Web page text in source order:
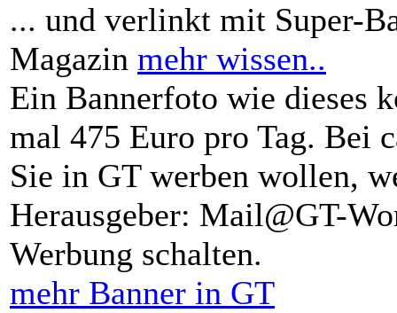
... und verlinkt mit Super-
Magazin mehr wissen..
Ein Bannerfoto wie dieses
mal 475 Euro pro Tag. Bei
Sie in GT werben wollen,
Herausgeber: Mail@GT-
Werbung schalten.
mehr Banner in GT